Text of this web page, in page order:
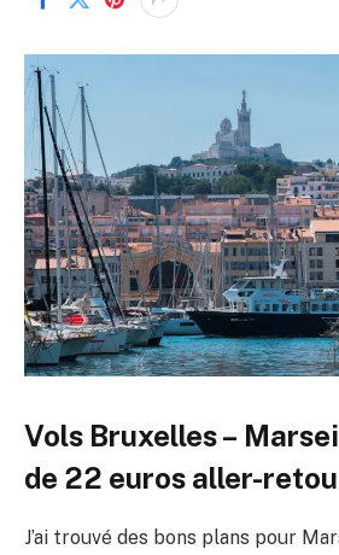
Vols Bruxelles –
de 22 euros aller-
J’ai trouvé des bons plans pour